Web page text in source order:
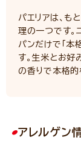
パエリアは、も
理の一つです。
パンだけで「本
す。生米とお好
の香りで本格的
アレルゲン